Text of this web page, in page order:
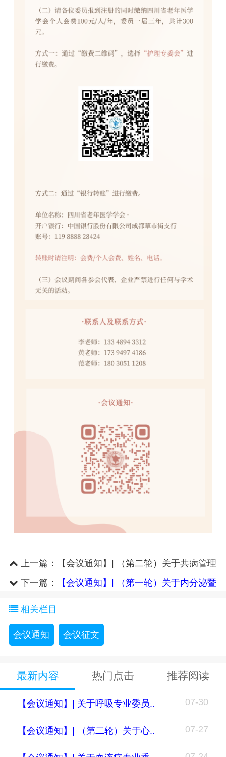
上一篇：
【会议通知】| （第二轮）关于共病管理
专业委员会召开2025年学术..
下一篇：
【会议通知】| （第一轮）关于内分泌暨
相关栏目
会议通知 会议征文
最新内容 热门点击 推荐阅读
【会议通知】| 关于呼吸专业委员.. 07-30
【会议通知】| （第二轮）关于心.. 07-27